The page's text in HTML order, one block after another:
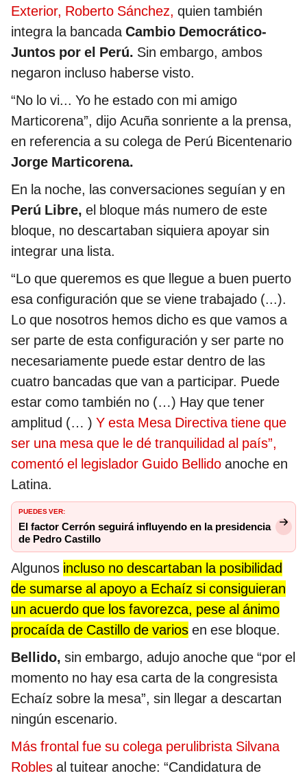
Exterior, Roberto Sánchez, quien también
integra la bancadaCambio Democrático-
Juntos por el Perú. Sin embargo, ambos
negaron incluso haberse visto.
“No lo vi... Yo he estado con mi amigo
Marticorena”, dijo Acuña sonriente a la prensa,
en referencia a su colega de Perú Bicentenario
Jorge Marticorena.
En la noche, las conversaciones seguían y en
Perú Libre, el bloque más numero de este
bloque, no descartaban siquiera apoyar sin
integrar una lista.
“Lo que queremos es que llegue a buen puerto
esa configuración que se viene trabajado (...).
Lo que nosotros hemos dicho es que vamos a
ser parte de esta configuración y ser parte no
necesariamente puede estar dentro de las
cuatro bancadas que van a participar. Puede
estar como también no (…) Hay que tener
amplitud (… ) Y esta Mesa Directiva tiene que
ser una mesa que le dé tranquilidad al país”,
comentó el legislador Guido Bellido anoche en
Latina.
PUEDESVER:
El factor Cerrón seguirá influyendo en la presidencia
de Pedro Castillo
Algunos incluso no descartaban la posibilidad
de sumarse al apoyo a Echaíz si consiguieran
un acuerdo que los favorezca, pese al ánimo
procaída de Castillo de varios en ese bloque.
Bellido, sin embargo, adujo anoche que “por el
momento no hay esa carta de la congresista
Echaíz sobre la mesa”, sin llegar a descartan
ningún escenario.
Más frontal fue su colega perulibrista Silvana
Robles al tuitear anoche: “Candidatura de